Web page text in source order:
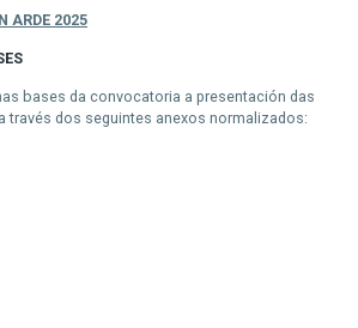
ARDE 2025
bases da convocatoria a presentación das
través dos seguintes anexos normalizados: